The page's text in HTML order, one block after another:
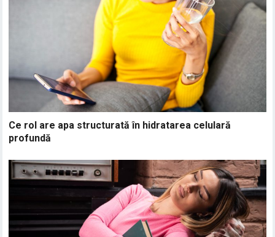
Ce rol are apa structurată în hidratarea celulară
profundă